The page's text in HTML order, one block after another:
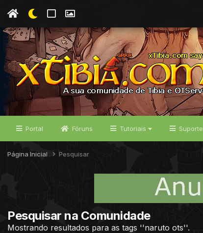
Portal Fóruns Tutoriais Suporte
Página Inicial Pesquisar
Pesquisar na Comunidade
Mostrando resultados para as tags ''naruto ots''.